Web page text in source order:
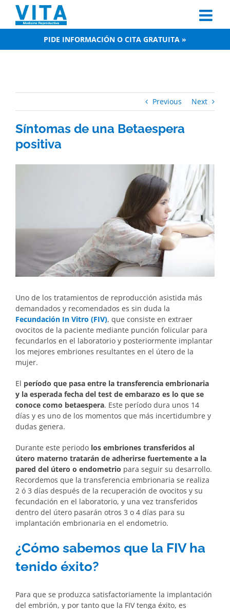
content
PIDE INFORMACIÓN O CITA GRATUITA »
Previous Next
Síntomas de una Betaespera
positiva
Uno de los tratamientos de reproducción asistida más
demandados y recomendados es sin duda la
Fecundación In Vitro (FIV), que consiste en extraer
ovocitos de la paciente mediante punción folicular para
fecundarlos en el laboratorio y posteriormente implantar
los mejores embriones resultantes en el útero de la
mujer.
El período que pasa entre la transferencia embrionaria
y la esperada fecha del test de embarazo es lo que se
conoce como betaespera. Este período dura unos 14
días y es uno de los momentos que más incertidumbre y
dudas genera.
Durante este periodo los embriones transferidos al
útero materno tratarán de adherirse fuertemente a la
pared del útero o endometrio para seguir su desarrollo.
Recordemos que la transferencia embrionaria se realiza
2 ó 3 días después de la recuperación de ovocitos y su
fecundación en el laboratorio, y una vez transferidos
dentro del útero pasarán otros 3 o 4 días para su
implantación embrionaria en el endometrio.
¿Cómo sabemos que la FIV ha
tenido éxito?
Para que se produzca satisfactoriamente la implantación
del embrión, y por tanto que la FIV tenga éxito, es